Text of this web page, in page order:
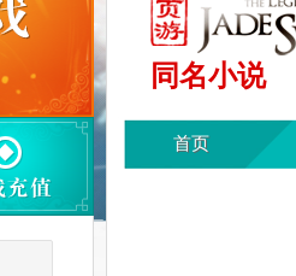
同名小说
首页